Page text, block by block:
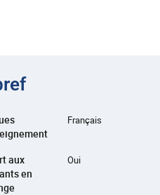
Français
aux
en
Oui